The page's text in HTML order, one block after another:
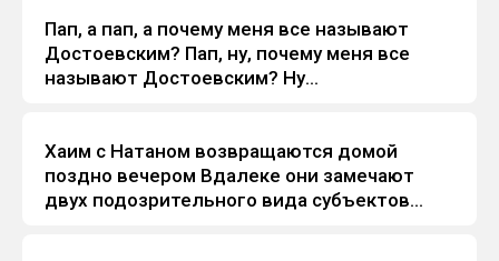
Анекдоты
Пап, а пап, а почему меня все называют
Достоевским? Пап, ну, почему меня все
называют Достоевским? Ну...
Анекдоты
Хаим с Hатаном возвpащаются домой
поздно вечеpом Вдалеке они замечают
двух подозpительного вида субъектов...